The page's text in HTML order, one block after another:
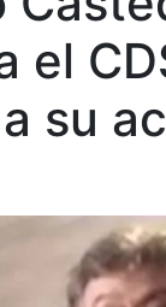
el
su